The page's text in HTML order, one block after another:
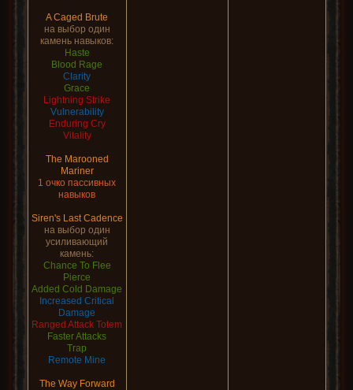
A Caged Brute
на выбор один
камень навыков:
Haste
Blood Rage
Clarity
Grace
Lightning Strike
Vulnerability
Enduring Cry
Vitality
The Marooned
Mariner
1 очко пассивных
навыков
Siren's Last Cadence
на выбор один
усиливающий
камень:
Chance To Flee
Pierce
Added Cold Damage
Increased Critical
Damage
Ranged Attack Totem
Faster Attacks
Trap
Remote Mine
The Way Forward